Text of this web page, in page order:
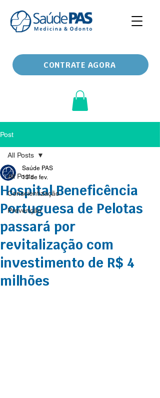
CONTRATE AGORA
Post
All Posts
Conscientização
Prevenção
All Posts
Hospital Beneficência
Portuguesa de Pelotas
passará por
revitalização com
investimento de R$ 4
milhões
Saúde PAS
13 de fev.